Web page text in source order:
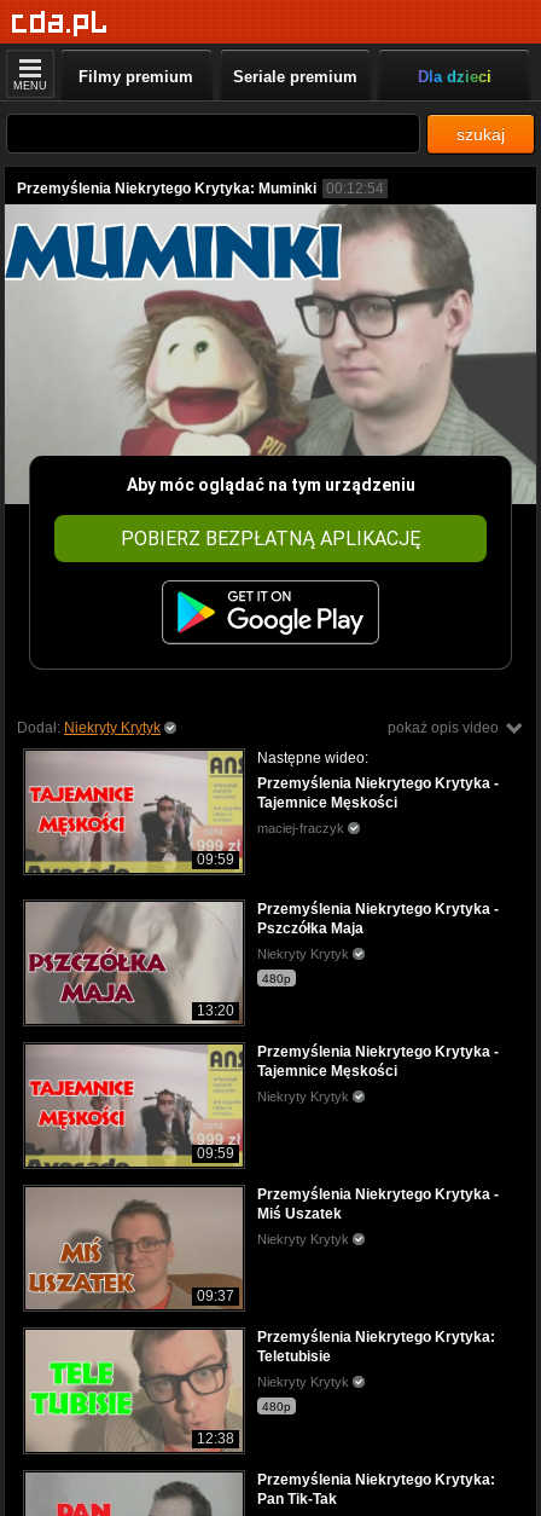
MENU Filmy premium Seriale premium Dla dzieci
szukaj
Przemyślenia Niekrytego Krytyka: Muminki 00:12:54
Aby móc oglądać na tym urządzeniu
POBIERZ BEZPŁATNĄ APLIKACJĘ
pokaż opis video
Dodał: Niekryty Krytyk
09:59
Następne wideo:
Przemyślenia Niekrytego Krytyka -
Tajemnice Męskości
maciej-fraczyk
13:20
Przemyślenia Niekrytego Krytyka -
Pszczółka Maja
Niekryty Krytyk
480p
09:59
Przemyślenia Niekrytego Krytyka -
Tajemnice Męskości
Niekryty Krytyk
09:37
Przemyślenia Niekrytego Krytyka -
Miś Uszatek
Niekryty Krytyk
12:38
Przemyślenia Niekrytego Krytyka:
Teletubisie
Niekryty Krytyk
480p
Przemyślenia Niekrytego Krytyka:
Pan Tik-Tak